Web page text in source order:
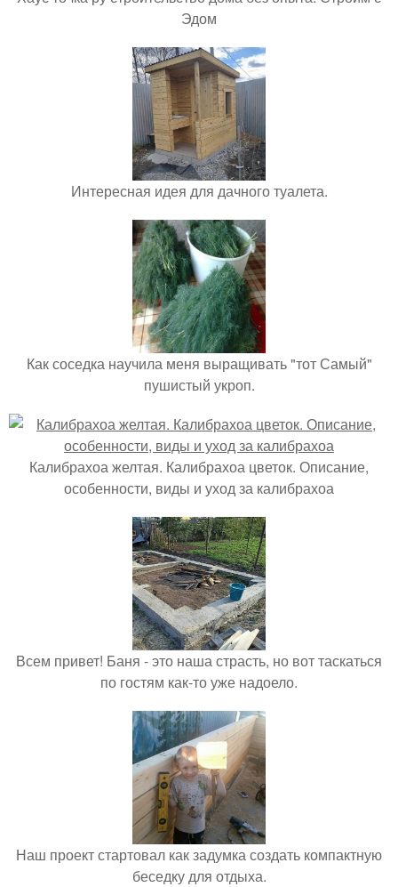
Эдом
Интересная идея для дачного туалета.
Как соседка научила меня выращивать "тот Самый"
пушистый укроп.
Калибрахоа желтая. Калибрахоа цветок. Описание,
особенности, виды и уход за калибрахоа
Всем привет! Баня - это наша страсть, но вот таскаться
по гостям как-то уже надоело.
Наш проект стартовал как задумка создать компактную
беседку для отдыха.